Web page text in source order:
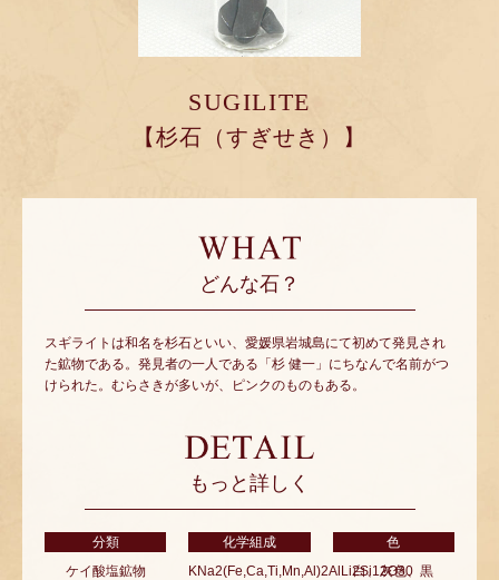
SUGILITE
【杉石（すぎせき）】
どんな石？
スギライトは和名を杉石といい、愛媛県岩城島にて初めて発見され
た鉱物である。発見者の一人である「杉 健一」にちなんで名前がつ
けられた。むらさきが多いが、ピンクのものもある。
もっと詳しく
分類
ケイ酸塩鉱物
化学組成
KNa2(Fe,Ca,Ti,Mn,Al)2AlLi2Si12O30
色
白、灰色、黒